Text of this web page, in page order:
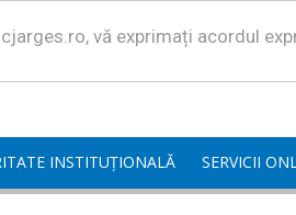
vă exprimați acordul
INSTITUȚIONALĂ SERVICII